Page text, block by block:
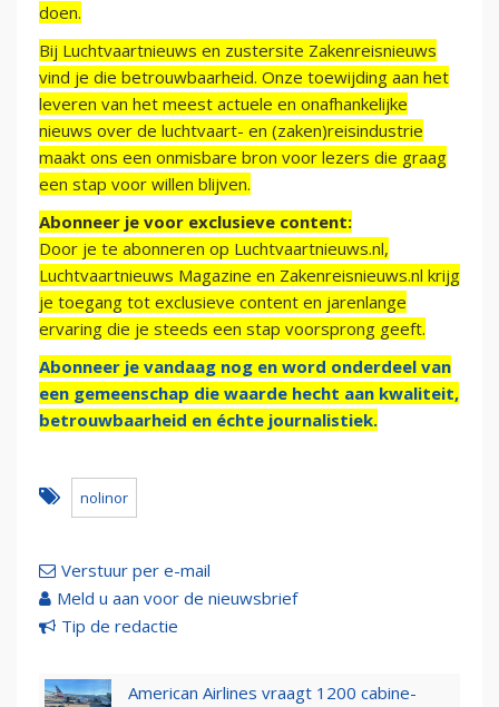
doen.
Bij Luchtvaartnieuws en zustersite Zakenreisnieuws
vind je die betrouwbaarheid. Onze toewijding aan het
leveren van het meest actuele en onafhankelijke
nieuws over de luchtvaart- en (zaken)reisindustrie
maakt ons een onmisbare bron voor lezers die graag
een stap voor willen blijven.
Abonneer je voor exclusieve content:
Door je te abonneren op Luchtvaartnieuws.nl,
Luchtvaartnieuws Magazine en Zakenreisnieuws.nl krijg
je toegang tot exclusieve content en jarenlange
ervaring die je steeds een stap voorsprong geeft.
Abonneer je vandaag nog en word onderdeel van
een gemeenschap die waarde hecht aan kwaliteit,
betrouwbaarheid en échte journalistiek.
nolinor
Verstuur per e-mail
Meld u aan voor de nieuwsbrief
Tip de redactie
American Airlines vraagt 1200 cabine-